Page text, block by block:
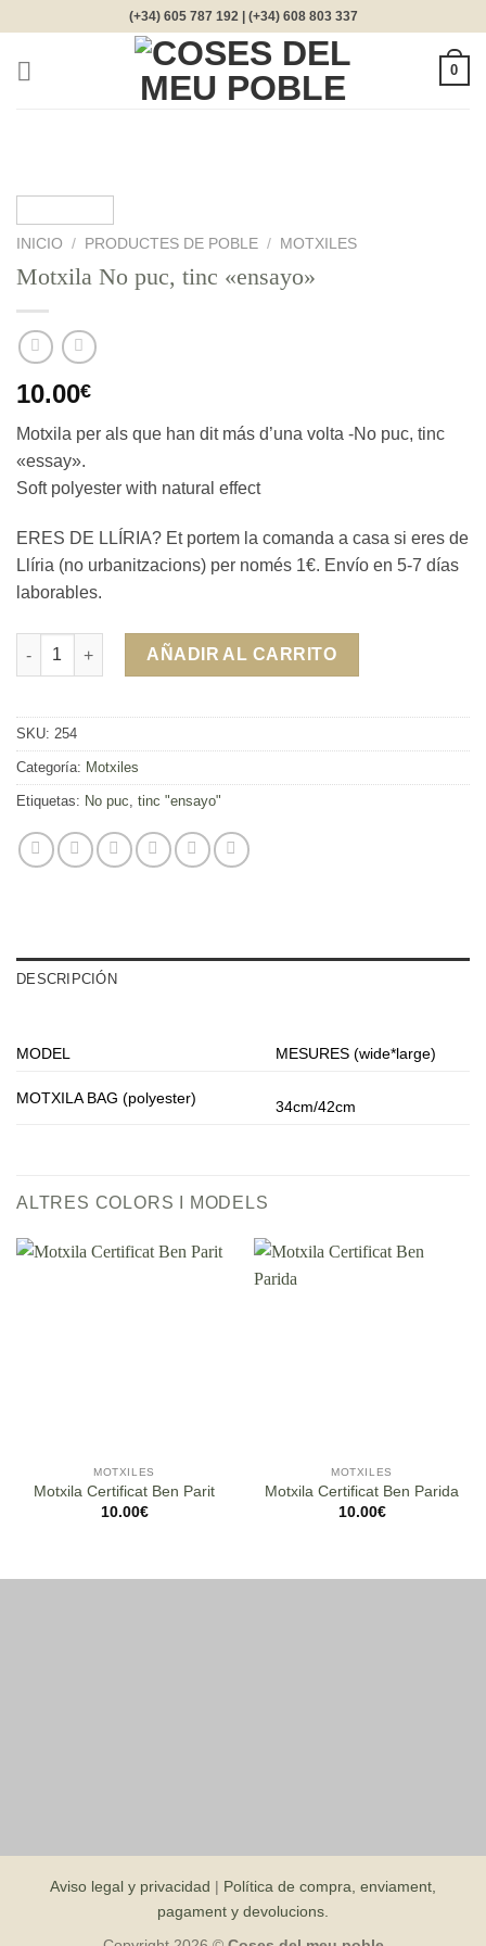
contenido
(+34) 605 787 192 | (+34) 608 803 337
0
INICIO / PRODUCTES DE POBLE / MOTXILES
Motxila No puc, tinc «ensayo»
10.00€
Motxila per als que han dit más d’una volta -No puc, tinc
«essay».
Soft polyester with natural effect
ERES DE LLÍRIA? Et portem la comanda a casa si eres de
Llíria (no urbanitzacions) per només 1€. Envío en 5-7 días
laborables.
Motxila No puc, tinc "ensayo" cantidad
AÑADIR AL CARRITO
SKU: 254
Categoría: Motxiles
Etiquetas: No puc, tinc "ensayo"
DESCRIPCIÓN
MODEL MESURES (wide*large)
MOTXILA BAG (polyester) 34cm/42cm
ALTRES COLORS I MODELS
MOTXILES
Motxila Certificat Ben Parit
10.00€
MOTXILES
Motxila Certificat Ben Parida
10.00€
Aviso legal y privacidad | Política de compra, enviament,
pagament y devolucions.